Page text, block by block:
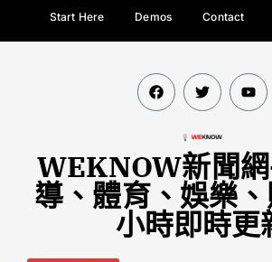
Start Here Demos Contact
WEKNOW新聞
導、體育、娛樂
小時即時更